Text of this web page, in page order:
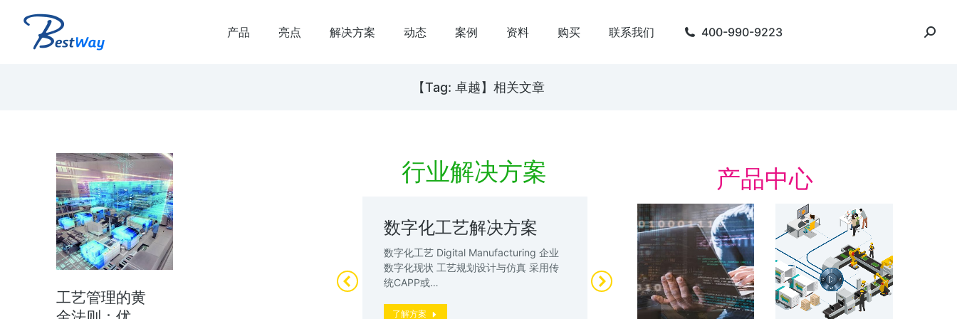
产品 亮点 解决方案 动态 案例 资料 购买 联系我们 400-990-9223
【Tag: 卓越】相关文章
工艺管理的黄
行业解决方案
决方案
命周期和生产生命
虚拟联调解决方案
虚拟联调 虚拟联调优势： 减少虚拟调试
时间 减少产线搭建时的错误和返工 提升
数字化工艺解决方案
数字化工艺 Digital Manufacturing 企业
数字化现状 工艺规划设计与仿真 采用传
统CAPP或…
了解方案
数字化精益管理解决方
数字化精益管理 建设基于“虚拟数字化工
厂” 的数字化制造体系 实时，在线，互
动。 简化会议准备。 人员主动参与…
数字化工厂
数字化工厂 整合产品
周期
了解方案
产品中心